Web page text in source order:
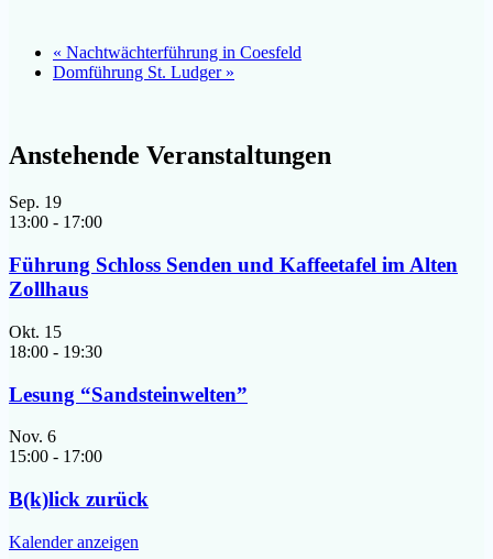
« Nachtwächterführung in Coesfeld
Domführung St. Ludger »
Anstehende Veranstaltungen
Sep. 19
13:00 - 17:00
Führung Schloss Senden und Kaffeetafel im Alten
Zollhaus
Okt. 15
18:00 - 19:30
Lesung “Sandsteinwelten”
Nov. 6
15:00 - 17:00
B(k)lick zurück
Kalender anzeigen